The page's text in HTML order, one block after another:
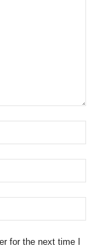
for the next time I